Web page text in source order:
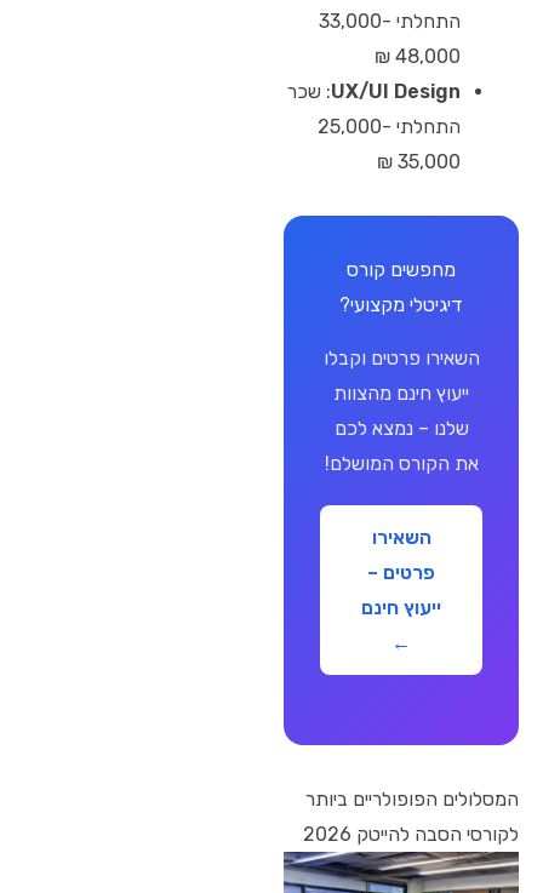
התחלתי 33,000-
48,000 ₪
UX/UI Design: שכר
התחלתי 25,000-
35,000 ₪
מחפשים קורס
דיגיטלי מקצועי?
השאירו פרטים וקבלו
ייעוץ חינם מהצוות
שלנו – נמצא לכם
את הקורס המושלם!
השאירו
פרטים –
ייעוץ חינם
←
המסלולים הפופולריים ביותר
לקורסי הסבה להייטק 2026